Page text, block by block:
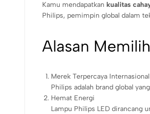
Kamu mendapatkan kualitas
Philips, pemimpin global dalam
Alasan
Merek Terpercaya Internasional
Philips adalah brand global
Hemat Energi
Lampu Philips LED dirancang